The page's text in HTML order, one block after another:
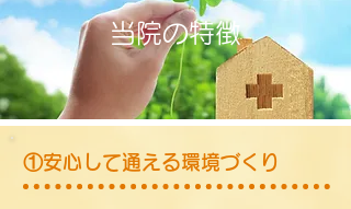
当院の特徴
①安心して通える環境づくり